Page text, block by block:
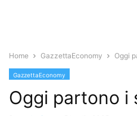
Home GazzettaEconomy Oggi
GazzettaEconomy
Oggi partono i